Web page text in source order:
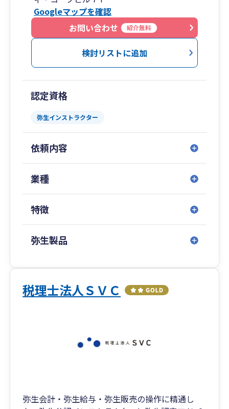
支援」を行っております。
会計業務を効率化させるためにパソコン会計は非
常に有益なものです。
経理の時間短縮、 自計化による迅速な経営成績の
把握を図ってみませんか？
また、 決算までそのままフォローいたします。
Googleマップを確認
お問い合わせ
紹介無料
検討リストに追加
認定資格
弥生インストラクター
依頼内容
業種
特徴
弥生製品
税理士法人ＳＶＣ
弥生会計・弥生給与・弥生販売の操作に精通し